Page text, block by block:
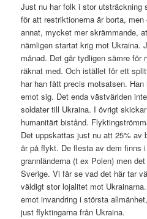
Just nu har folk i stor utsträckning
för att restriktionerna är borta,
annat, mycket mer skrämmande,
nämligen startat krig mot Ukraina.
månad. Det går tydligen sämre för
räknat med. Och istället för ett
har han fått precis motsatsen.
emot sig. Det enda västvärlden
soldater till Ukraina. I övrigt
humanitärt bistånd.
Det uppskattas just nu att 25% av
är på flykt. De flesta av dem finns
grannländerna (t ex Polen) men
Sverige. Vi får se vad det här tar
väldigt stor lojalitet mot
emot invandring i största
just flyktingarna från Ukraina.